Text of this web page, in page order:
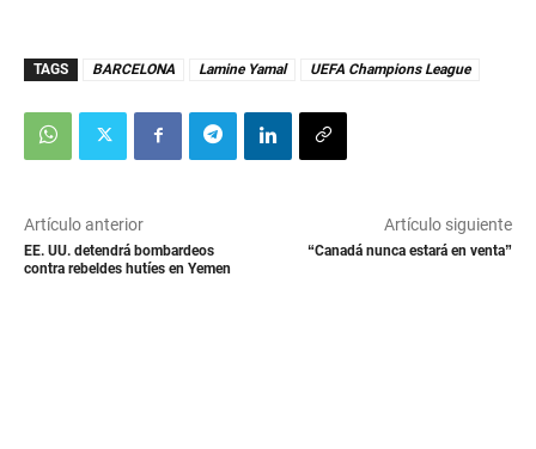
TAGS BARCELONA Lamine Yamal UEFA Champions League
Artículo anterior
EE. UU. detendrá bombardeos
contra rebeldes hutíes en Yemen
Artículo siguiente
“Canadá nunca estará en venta”